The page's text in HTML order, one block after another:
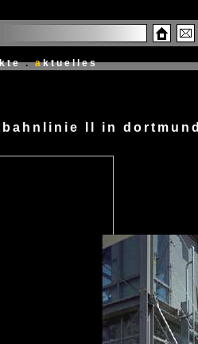
. aktuelles
ll in dortmund